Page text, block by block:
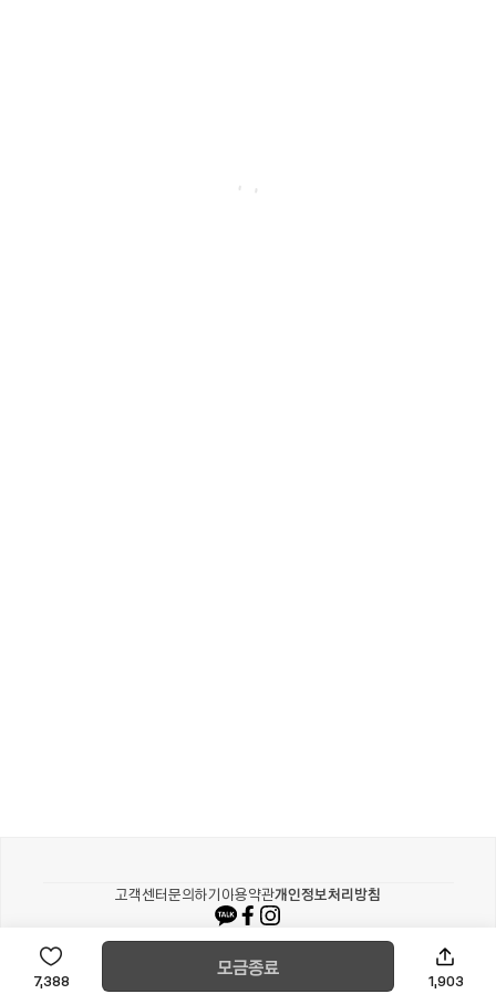
모금종료
7,388 1,903
카카오같이가치
고객센터문의하기이용약관개인정보처리방침
© Kakao corp